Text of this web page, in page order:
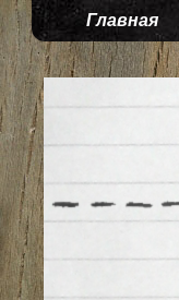
Главная